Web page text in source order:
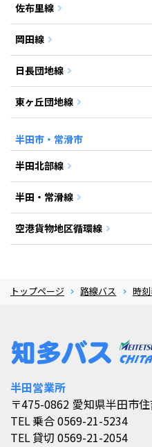
佐布里線
岡田線
日長団地線
東ヶ丘団地線
半田市・常滑市
半田北部線
半田・常滑線
空港貨物地区循環線
トップページ 路線バス 時
半田営業所
〒475-0862 愛知県半田市
TEL乗合 0569-21-5234
TEL貸切 0569-21-2054